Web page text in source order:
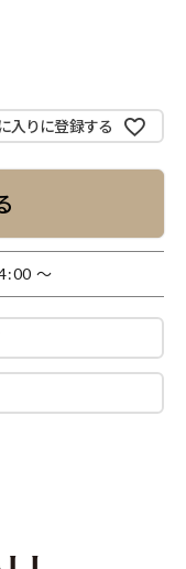
入りに登録する
〜